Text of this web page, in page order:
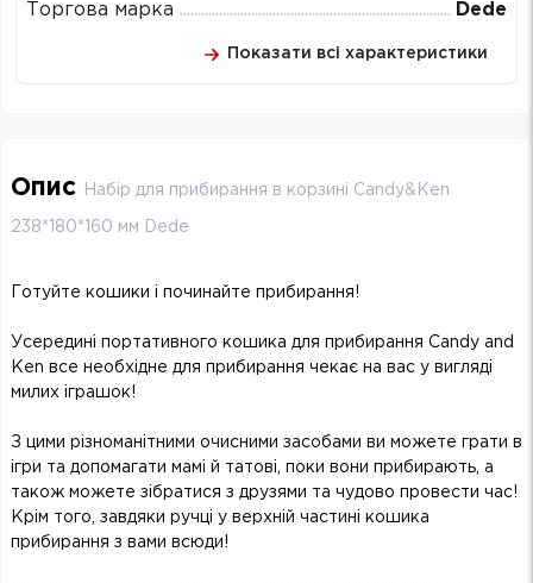
Торгова марка Dede
Показати всі характеристики
Опис Набір для прибирання в корзині Candy&Ken
238*180*160 мм Dede
Готуйте кошики і починайте прибирання!
Усередині портативного кошика для прибирання Candy and
Ken все необхідне для прибирання чекає на вас у вигляді
милих іграшок!
З цими різноманітними очисними засобами ви можете грати в
ігри та допомагати мамі й татові, поки вони прибирають, а
також можете зібратися з друзями та чудово провести час!
Крім того, завдяки ручці у верхній частині кошика
прибирання з вами всюди!